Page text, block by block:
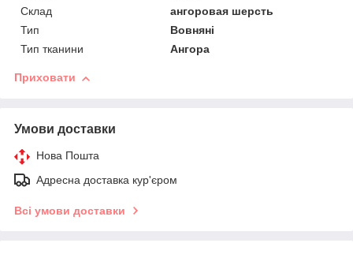
Склад
ангоровая шерсть
Тип
Вовняні
Тип тканини
Ангора
Приховати
Умови доставки
Нова Пошта
Адресна доставка кур'єром
Всі умови доставки